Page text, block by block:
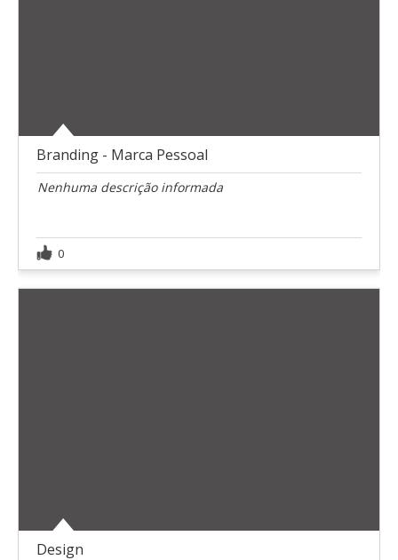
Branding - Marca Pessoal
Nenhuma descrição informada
0
Design